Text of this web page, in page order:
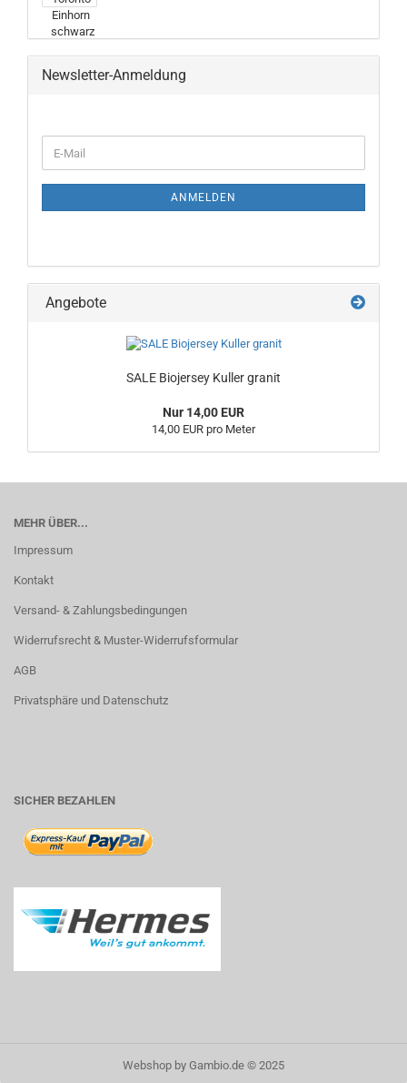
Newsletter-Anmeldung
ZUR
E-
Mail
ANMELDEN
Angebote
SALE Biojersey Kuller granit
Nur 14,00 EUR
14,00 EUR pro Meter
MEHR ÜBER...
Impressum
Kontakt
Versand- & Zahlungsbedingungen
Widerrufsrecht & Muster-Widerrufsformular
AGB
Privatsphäre und Datenschutz
SICHER BEZAHLEN
Webshop by Gambio.de © 2025